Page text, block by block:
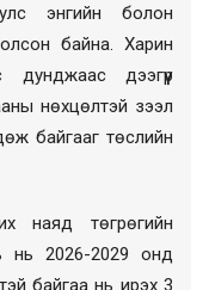
энгийн болон
байна. Харин
дээгүүр
нөхцөлтэй зээл
байгааг төслийн
наяд төгрөгийн
нь 2026-2029 онд
байгаа нь ирэх 3